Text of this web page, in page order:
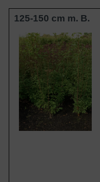
125-150 cm m. B.